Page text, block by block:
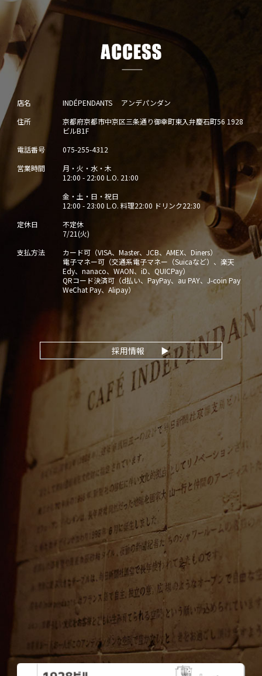
店名
INDÉPENDANTS アンデパンダン
住所
京都府京都市中京区三条通り御幸町東入弁慶石町56 1928
ビルB1F
電話番号
075-255-4312
営業時間
月・火・水・木
12:00 - 22:00 L.O. 21:00
金・土・日・祝日
12:00 - 23:00 L.O. 料理22:00 ドリンク22:30
定休日
不定休
7/21(火)
支払方法
カード可（VISA、Master、JCB、AMEX、Diners）
電子マネー可（交通系電子マネー（Suicaなど）、楽天
Edy、nanaco、WAON、iD、QUICPay）
QRコード決済可（d払い、PayPay、au PAY、J-coin Pay
WeChat Pay、Alipay）
採用情報 ▶